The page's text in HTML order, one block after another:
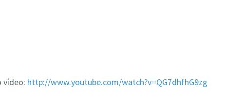
vídeo: http://www.youtube.com/watch?v=QG7dhfhG9zg